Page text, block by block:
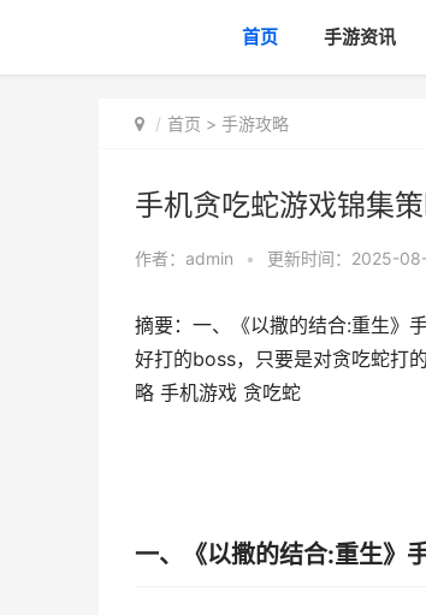
首页 手游资讯
首页 > 手游攻略
手机贪吃蛇游戏锦集
作者： admin • 更新时间：2025-
摘要：一、《以撒的结合:重生》
好打的boss，只要是对贪吃蛇打
略 手机游戏 贪吃蛇
一、《以撒的结合:重生》